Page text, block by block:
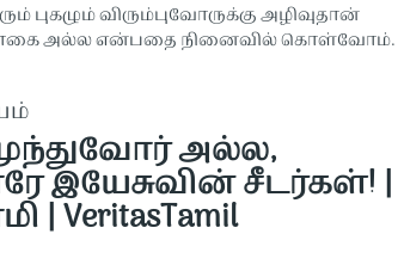
புகழும் விரும்புவோருக்கு அழிவுதான்
வாகை அல்ல என்பதை நினைவில் கொள்வோம்.
அல்ல,
இயேசுவின் சீடர்கள்! |
| VeritasTamil